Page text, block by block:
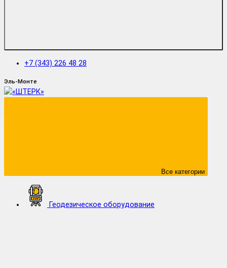
+7 (343) 226 48 28
Эль-Монте
Все категории
Геодезическое оборудование